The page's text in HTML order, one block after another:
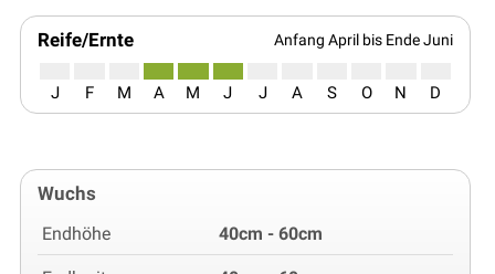
Reife/Ernte Anfang April bis Ende Juni
J F M A M J J A S O N D
Wuchs
Endhöhe 40cm - 60cm